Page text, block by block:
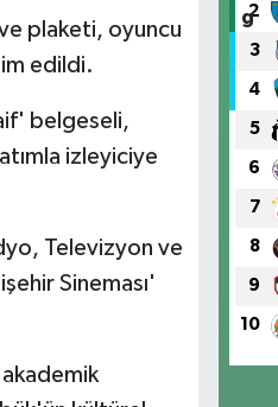
plaketi, oyuncu
edildi.
belgeseli,
izleyiciye
Televizyon ve
Sineması'
akademik
2
3
4
5
6
7
8
9
10